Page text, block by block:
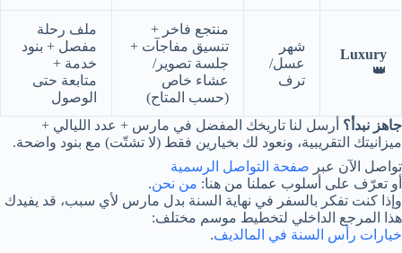
Luxury
👑
شهر
عسل/
ترف
منتجع فاخر +
تنسيق مفاجآت +
جلسة تصوير/
عشاء خاص
(حسب المتاح)
ملف رحلة
مفصل + بنود
خدمة +
متابعة حتى
الوصول
جاهز نبدأ؟ أرسل لنا تاريخك المفضل في مارس + عدد الليالي +
ميزانيتك التقريبية، ونعود لك بخيارين فقط (لا تشتّت) مع بنود واضحة.
تواصل الآن عبر صفحة التواصل الرسمية
أو تعرّف على أسلوب عملنا من هنا: من نحن.
وإذا كنت تفكر بالسفر في نهاية السنة بدل مارس لأي سبب، قد يفيدك
هذا المرجع الداخلي لتخطيط موسم مختلف:
خيارات رأس السنة في المالديف.